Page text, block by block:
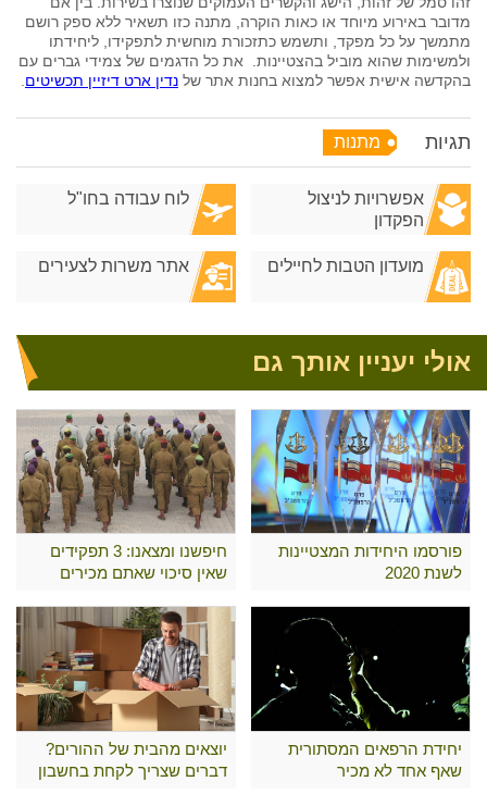
מדובר באירוע מיוחד או כאות הוקרה, מתנה כזו תשאיר ללא ספק רושם
מתמשך על כל מפקד, ותשמש כתזכורת מוחשית לתפקידו, ליחידתו
ולמשימות שהוא מוביל בהצטיינות. את כל הדגמים של צמידי גברים עם
בהקדשה אישית אפשר למצוא בחנות אתר של נדין ארט דיזיין תכשיטים
תגיות מתנות
אפשרויות לניצול
הפקדון
לוח עבודה בחו"ל
מועדון הטבות לחיילים אתר משרות לצעירים
אולי יעניין אותך גם
פורסמו היחידות המצטיינות
לשנת 2020
חיפשנו ומצאנו: 3 תפקידים
שאין סיכוי שאתם מכירים
יחידת הרפאים המסתורית
שאף אחד לא מכיר
יוצאים מהבית של ההורים?
דברים שצריך לקחת בחשבון